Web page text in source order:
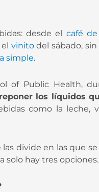
desde el café
vinitodel sábado,
simple.
of Public Health,
reponer los líquidos
como la leche,
divide en las que
solo hay tres opciones.